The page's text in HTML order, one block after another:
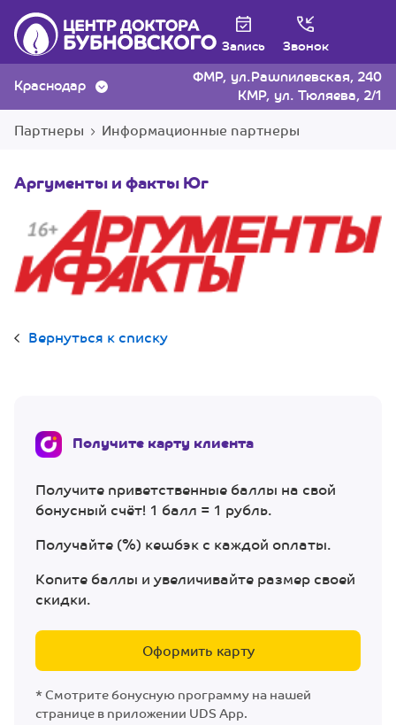
ФМР, ул.Рашпилевская, 240
КМР, ул. Тюляева, 2/1
Запись Звонок
Краснодар
Партнеры
Информационные партнеры
Получите карту клиента
Получите приветственные баллы на свой
бонусный счёт! 1 балл = 1 рубль.
Получайте (%) кешбэк с каждой оплаты.
Копите баллы и увеличивайте размер своей
скидки.
Оформить карту
* Смотрите бонусную программу на нашей
странице в приложении UDS App.
Аргументы и факты Юг
Вернуться к списку